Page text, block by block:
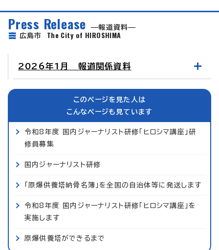
Press Release
報道資料
広島市 The City of HIROSHIMA
2026年1月 報道関係資料
このページを見た人は
こんなページも見ています
令和8年度 国内ジャーナリスト研修「ヒロシマ講座」研
修員募集
国内ジャーナリスト研修
「原爆供養塔納骨名簿」を全国の自治体等に発送します
令和8年度 国内ジャーナリスト研修「ヒロシマ講座」を
実施します
原爆供養塔ができるまで